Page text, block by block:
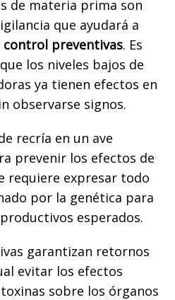
de materia prima son
que ayudará a
control preventivas. Es
los niveles bajos de
ya tienen efectos en
observarse signos.
recría en un ave
prevenir los efectos de
requiere expresar todo
por la genética para
esperados.
garantizan retornos
evitar los efectos
sobre los órganos